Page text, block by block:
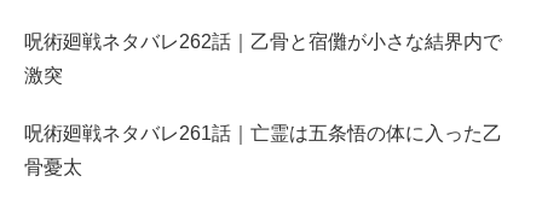
呪術廻戦ネタバレ262話｜乙骨と宿儺が小さな結界内で
激突
呪術廻戦ネタバレ261話｜亡霊は五条悟の体に入った乙
骨憂太